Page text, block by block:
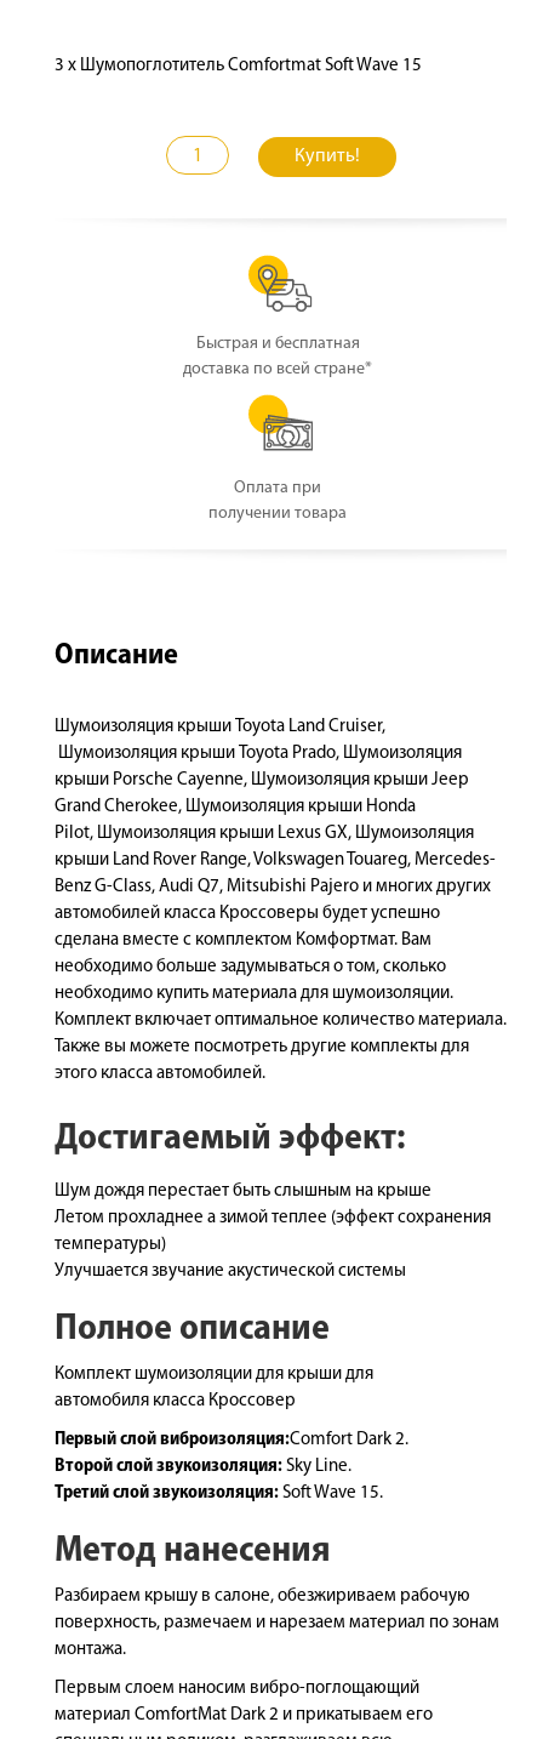
3 x Шумопоглотитель Comfortmat Soft Wave 15
Купить!
Быстрая и бесплатная
доставка по всей стране*
Оплата при
получении товара
Описание
Шумоизоляция крыши Toyota Land Cruiser,
Шумоизоляция крыши Toyota Prado, Шумоизоляция
крыши Porsche Cayenne, Шумоизоляция крыши Jeep
Grand Cherokee, Шумоизоляция крыши Honda
Pilot, Шумоизоляция крыши Lexus GX, Шумоизоляция
крыши Land Rover Range, Volkswagen Touareg, Mercedes-
Benz G-Class, Audi Q7, Mitsubishi Pajero и многих других
автомобилей класса Кроссоверы будет успешно
сделана вместе с комплектом Комфортмат. Вам
необходимо больше задумываться о том, сколько
необходимо купить материала для шумоизоляции.
Комплект включает оптимальное количество материала.
Также вы можете посмотреть другие комплекты для
этого класса автомобилей.
Достигаемый эффект:
Шум дождя перестает быть слышным на крыше
Летом прохладнее а зимой теплее (эффект сохранения
температуры)
Улучшается звучание акустической системы
Полное описание
Комплект шумоизоляции для крыши для
автомобиля класса Кроссовер
Первый слой виброизоляция:Comfort Dark 2.
Второй слой звукоизоляция: Sky Line.
Третий слой звукоизоляция: Soft Wave 15.
Метод нанесения
Разбираем крышу в салоне, обезжириваем рабочую
поверхность, размечаем и нарезаем материал по зонам
монтажа.
Первым слоем наносим вибро-поглощающий
материал ComfortMat Dark 2 и прикатываем его